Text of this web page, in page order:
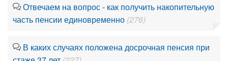
Отвечаем на вопрос - как получить накопительную
часть пенсии единовременно (276)
В каких случаях положена досрочная пенсия при